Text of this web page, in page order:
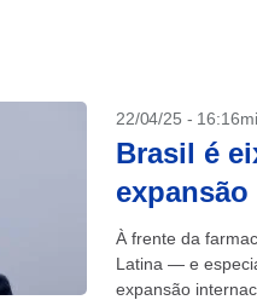
22/04/25 -
Brasil é
À frente da
Latina — e
expansão